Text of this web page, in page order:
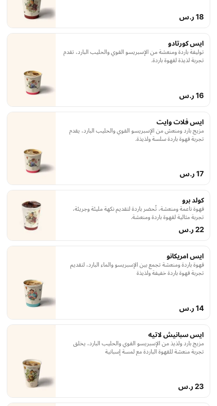
18 ر.س
ايس كورتادو
توليفة باردة ومنعشة من الإسبريسو القوي والحليب البارد، تقدم
تجربة لذيذة لقهوة باردة.
16 ر.س
ايس فلات وايت
مزيج بارد ومنعش من الإسبريسو القوي والحليب البارد، يقدم
تجربة قهوة باردة سلسة ولذيذة.
17 ر.س
كولد برو
قهوة ناعمة ومنعشة، تُحضر باردة لتقديم نكهة مليئة وجريئة،
تجربة مثالية لقهوة باردة ومنعشة.
22 ر.س
ايس امريكانو
قهوة باردة ومنعشة تجمع بين الإسبريسو والماء البارد، لتقديم
تجربة قهوة باردة خفيفة ولذيذة
14 ر.س
ايس سبانيش لاتيه
مزيج بارد ولذيذ من الإسبريسو القوي والحليب البارد، يخلق
تجربة منعشة للقهوة الباردة مع لمسة إسبانية
23 ر.س